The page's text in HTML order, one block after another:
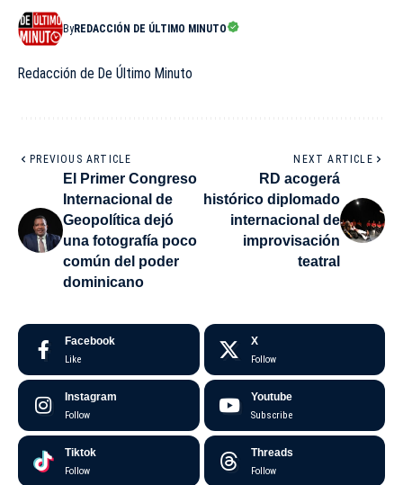
ByREDACCIÓN DE ÚLTIMO MINUTO
Redacción de De Último Minuto
PREVIOUS ARTICLE
El Primer Congreso
Internacional de
Geopolítica dejó
una fotografía poco
común del poder
dominicano
NEXT ARTICLE
RD acogerá
histórico diplomado
internacional de
improvisación
teatral
Facebook
Like
X
Follow
Instagram
Follow
Youtube
Subscribe
Tiktok
Follow
Threads
Follow